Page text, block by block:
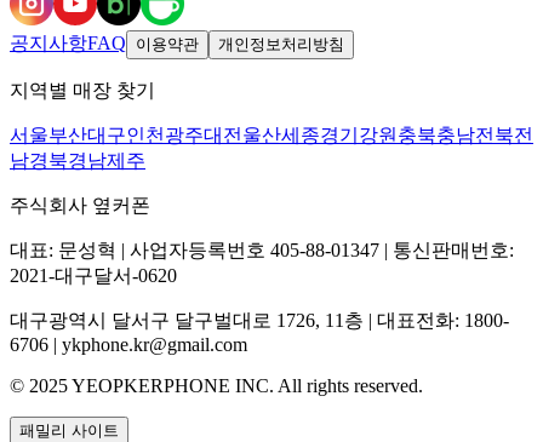
공지사항FAQ 이용약관 개인정보처리방침
지역별 매장 찾기
서울부산대구인천 광주대전 울산세종경기 강원 충북충남전북전
남경북경남제주
주식회사 옆커폰
대표: 문성혁 | 사업자등록번호 405-88-01347 | 통신판매번호:
2021-대구달서-0620
대구광역시 달서구 달구벌대로 1726, 11층 | 대표전화: 1800-
6706 | ykphone.kr@gmail.com
© 2025 YEOPKERPHONE INC. All rights reserved.
패밀리 사이트